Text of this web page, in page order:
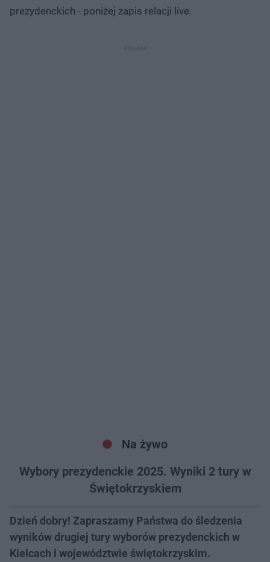
prezydenckich - poniżej zapis relacji live.
Na żywo
Wybory prezydenckie 2025. Wyniki 2 tury w
Świętokrzyskiem
Dzień dobry! Zapraszamy Państwa do śledzenia
wyników drugiej tury wyborów prezydenckich w
Kielcach i województwie świętokrzyskim.